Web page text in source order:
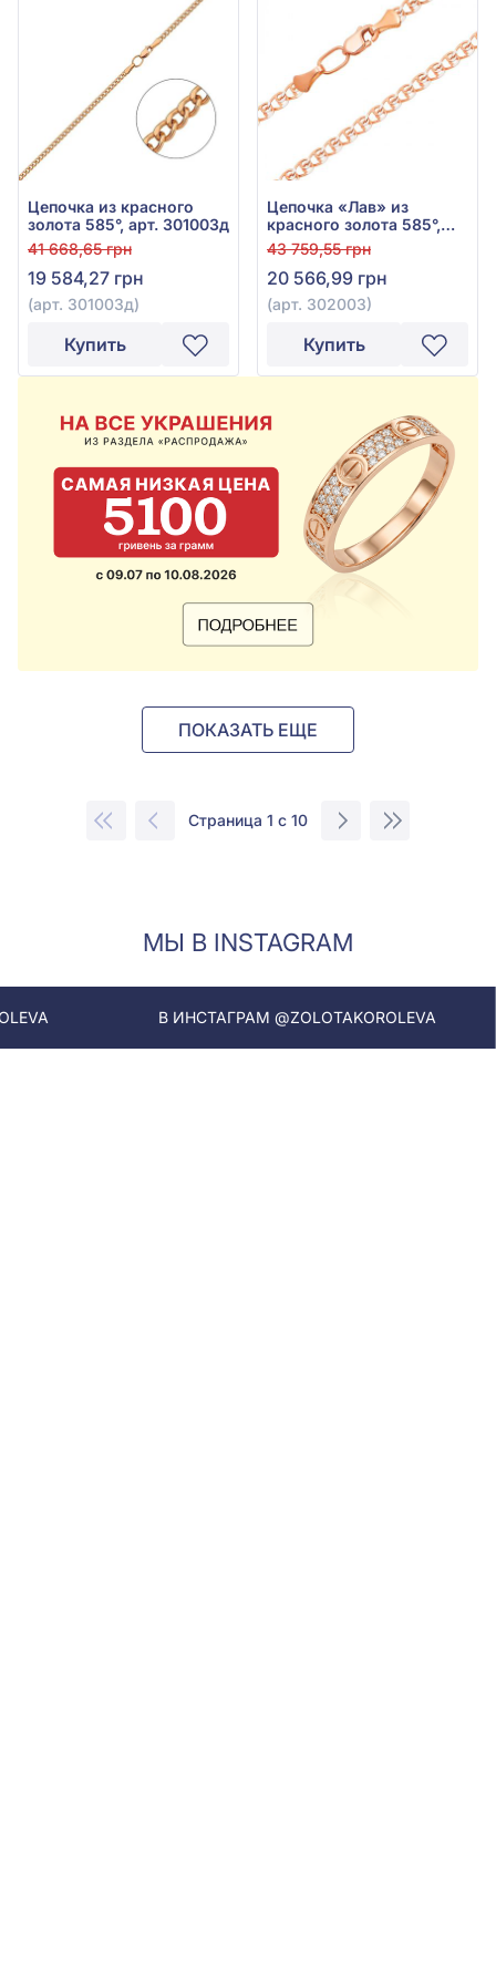
Цепочка из красного
золота 585°, арт. 301003д
41 668,65 грн
19 584,27 грн
(арт. 301003д)
Купить
Цепочка «Лав» из
красного золота 585°,
арт. 302003
43 759,55 грн
20 566,99 грн
(арт. 302003)
Купить
ПОКАЗАТЬ ЕЩЕ
Страница 1 с 10
МЫ В INSTAGRAM
В ИНСТАГРАМ @ZOLOTAKOROLEVA В